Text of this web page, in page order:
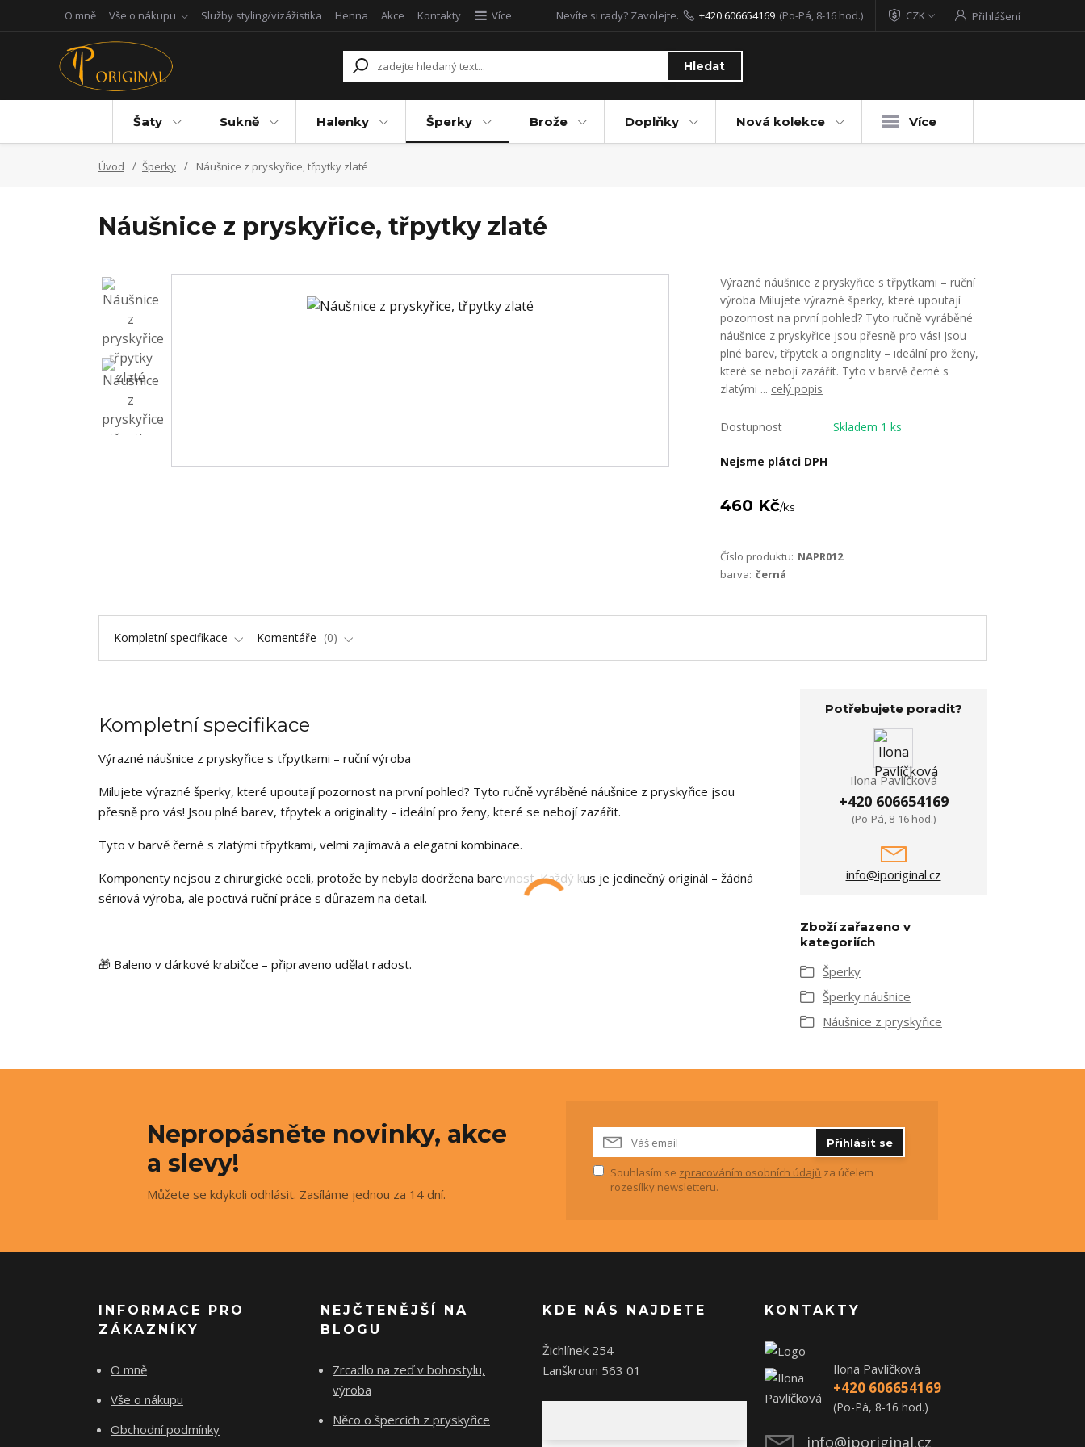
O mně Vše o nákupu Služby styling/vizážistika Henna Akce Kontakty Více CZK Přihlášení
Hledat
Nevíte si rady? Zavolejte. +420 606654169 (Po-Pá, 8-16 hod.)
Šaty Sukně Halenky Šperky Brože Doplňky Nová kolekce Více
Úvod Šperky Náušnice z pryskyřice, třpytky zlaté
Náušnice z pryskyřice, třpytky zlaté
Výrazné náušnice z pryskyřice s třpytkami – ruční
výroba Milujete výrazné šperky, které upoutají
pozornost na první pohled? Tyto ručně vyráběné
náušnice z pryskyřice jsou přesně pro vás! Jsou
plné barev, třpytek a originality – ideální pro ženy,
které se nebojí zazářit. Tyto v barvě černé s
zlatými ... celý popis
Dostupnost Skladem 1 ks
Nejsme plátci DPH
460 Kč/ks
Číslo produktu: NAPR012
barva: černá
Kompletní specifikace Komentáře 0
Kompletní specifikace
Výrazné náušnice z pryskyřice s třpytkami – ruční výroba
Milujete výrazné šperky, které upoutají pozornost na první pohled? Tyto ručně vyráběné náušnice z pryskyřice jsou
přesně pro vás! Jsou plné barev, třpytek a originality – ideální pro ženy, které se nebojí zazářit.
Tyto v barvě černé s zlatými třpytkami, velmi zajímavá a elegatní kombinace.
Komponenty nejsou z chirurgické oceli, protože by nebyla dodržena barevnost. Každý kus je jedinečný originál – žádná
sériová výroba, ale poctivá ruční práce s důrazem na detail.
🎁 Baleno v dárkové krabičce – připraveno udělat radost.
Potřebujete poradit?
Ilona Pavlíčková
+420 606654169
(Po-Pá, 8-16 hod.)
info@iporiginal.cz
Zboží zařazeno v
kategoriích
Šperky
Šperky náušnice
Náušnice z pryskyřice
Nepropásněte novinky, akce
a slevy!
Můžete se kdykoli odhlásit. Zasíláme jednou za 14 dní.
Přihlásit se
Souhlasím se zpracováním osobních údajů za účelem
rozesílky newsletteru.
INFORMACE PRO
ZÁKAZNÍKY
O mně
Vše o nákupu
Obchodní podmínky
NEJČTENĚJŠÍ NA
BLOGU
Zrcadlo na zeď v bohostylu,
výroba
Něco o špercích z pryskyřice
KDE NÁS NAJDETE
Žichlínek 254
Lanškroun 563 01
KONTAKTY
Ilona Pavlíčková
+420 606654169
(Po-Pá, 8-16 hod.)
info@iporiginal.cz